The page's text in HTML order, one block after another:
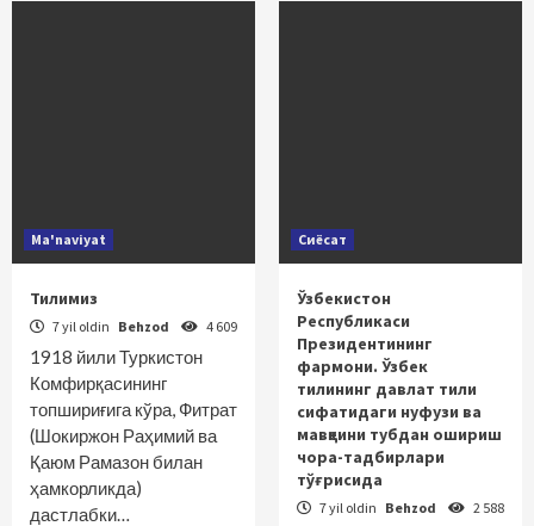
Ma'naviyat
Тилимиз
7 yil oldin Behzod 4 609
1918 йили Туркистон
Комфирқасининг
топшириғига кўра, Фитрат
(Шокиржон Раҳимий ва
Қаюм Рамазон билан
ҳамкорликда)
дастлабки…
Сиёсат
Ўзбекистон
Республикаси
Президентининг
фармони. Ўзбек
тилининг давлат тили
сифатидаги нуфузи ва
мавқеини тубдан ошириш
чора-тадбирлари
тўғрисида
7 yil oldin Behzod 2 588